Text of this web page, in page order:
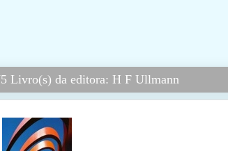
Livro(s) da editora: H F Ullmann